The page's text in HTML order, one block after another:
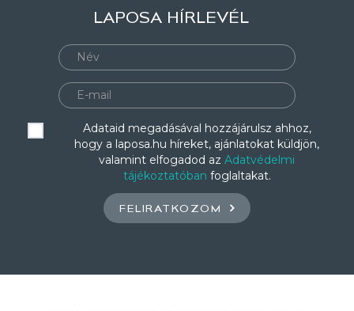
LAPOSA HÍRLEVÉL
Adataid megadásával hozzájárulsz ahhoz,
hogy a laposa.hu híreket, ajánlatokat küldjön,
valamint elfogadod az Adatvédelmi
tájékoztatóban foglaltakat.
FELIRATKOZOM